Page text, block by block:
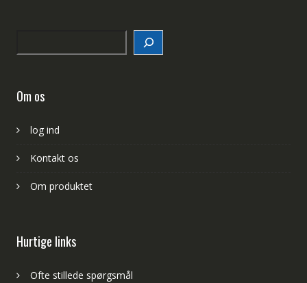
Om os
log ind
Kontakt os
Om produktet
Hurtige links
Ofte stillede spørgsmål